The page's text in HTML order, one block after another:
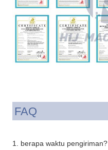
FAQ
1. berapa waktu pengiriman?